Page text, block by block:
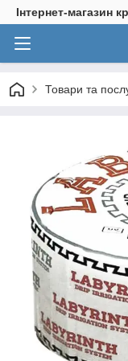
Інтернет-магазин
Товари та